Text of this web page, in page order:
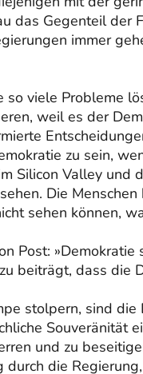
das Gegenteil der
immer
viele Probleme
weil es der
zu sein,
Silicon Valley und
Die
sehen können,
Post:
beiträgt, dass die
stolpern, sind
Souveränität
und zu
die